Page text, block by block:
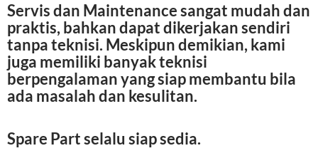
Servis dan Maintenance sangat mudah dan
praktis, bahkan dapat dikerjakan sendiri
tanpa teknisi. Meskipun demikian, kami
juga memiliki banyak teknisi
berpengalaman yang siap membantu bila
ada masalah dan kesulitan.
Spare Part selalu siap sedia.